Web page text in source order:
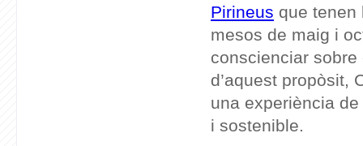
Pirineus que
mesos de maig i
conscienciar
d’aquest propòsit,
una experiència de
i sostenible.